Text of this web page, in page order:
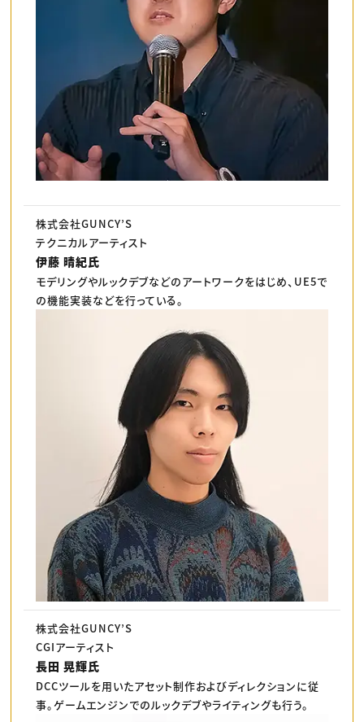
株式会社GUNCY’S
テクニカルアーティスト
伊藤 晴紀氏
モデリングやルックデブなどのアートワークをはじめ、UE5で
の機能実装などを行っている。
株式会社GUNCY’S
CGIアーティスト
長田 晃輝氏
DCCツールを用いたアセット制作およびディレクションに従
事。ゲームエンジンでのルックデブやライティングも行う。